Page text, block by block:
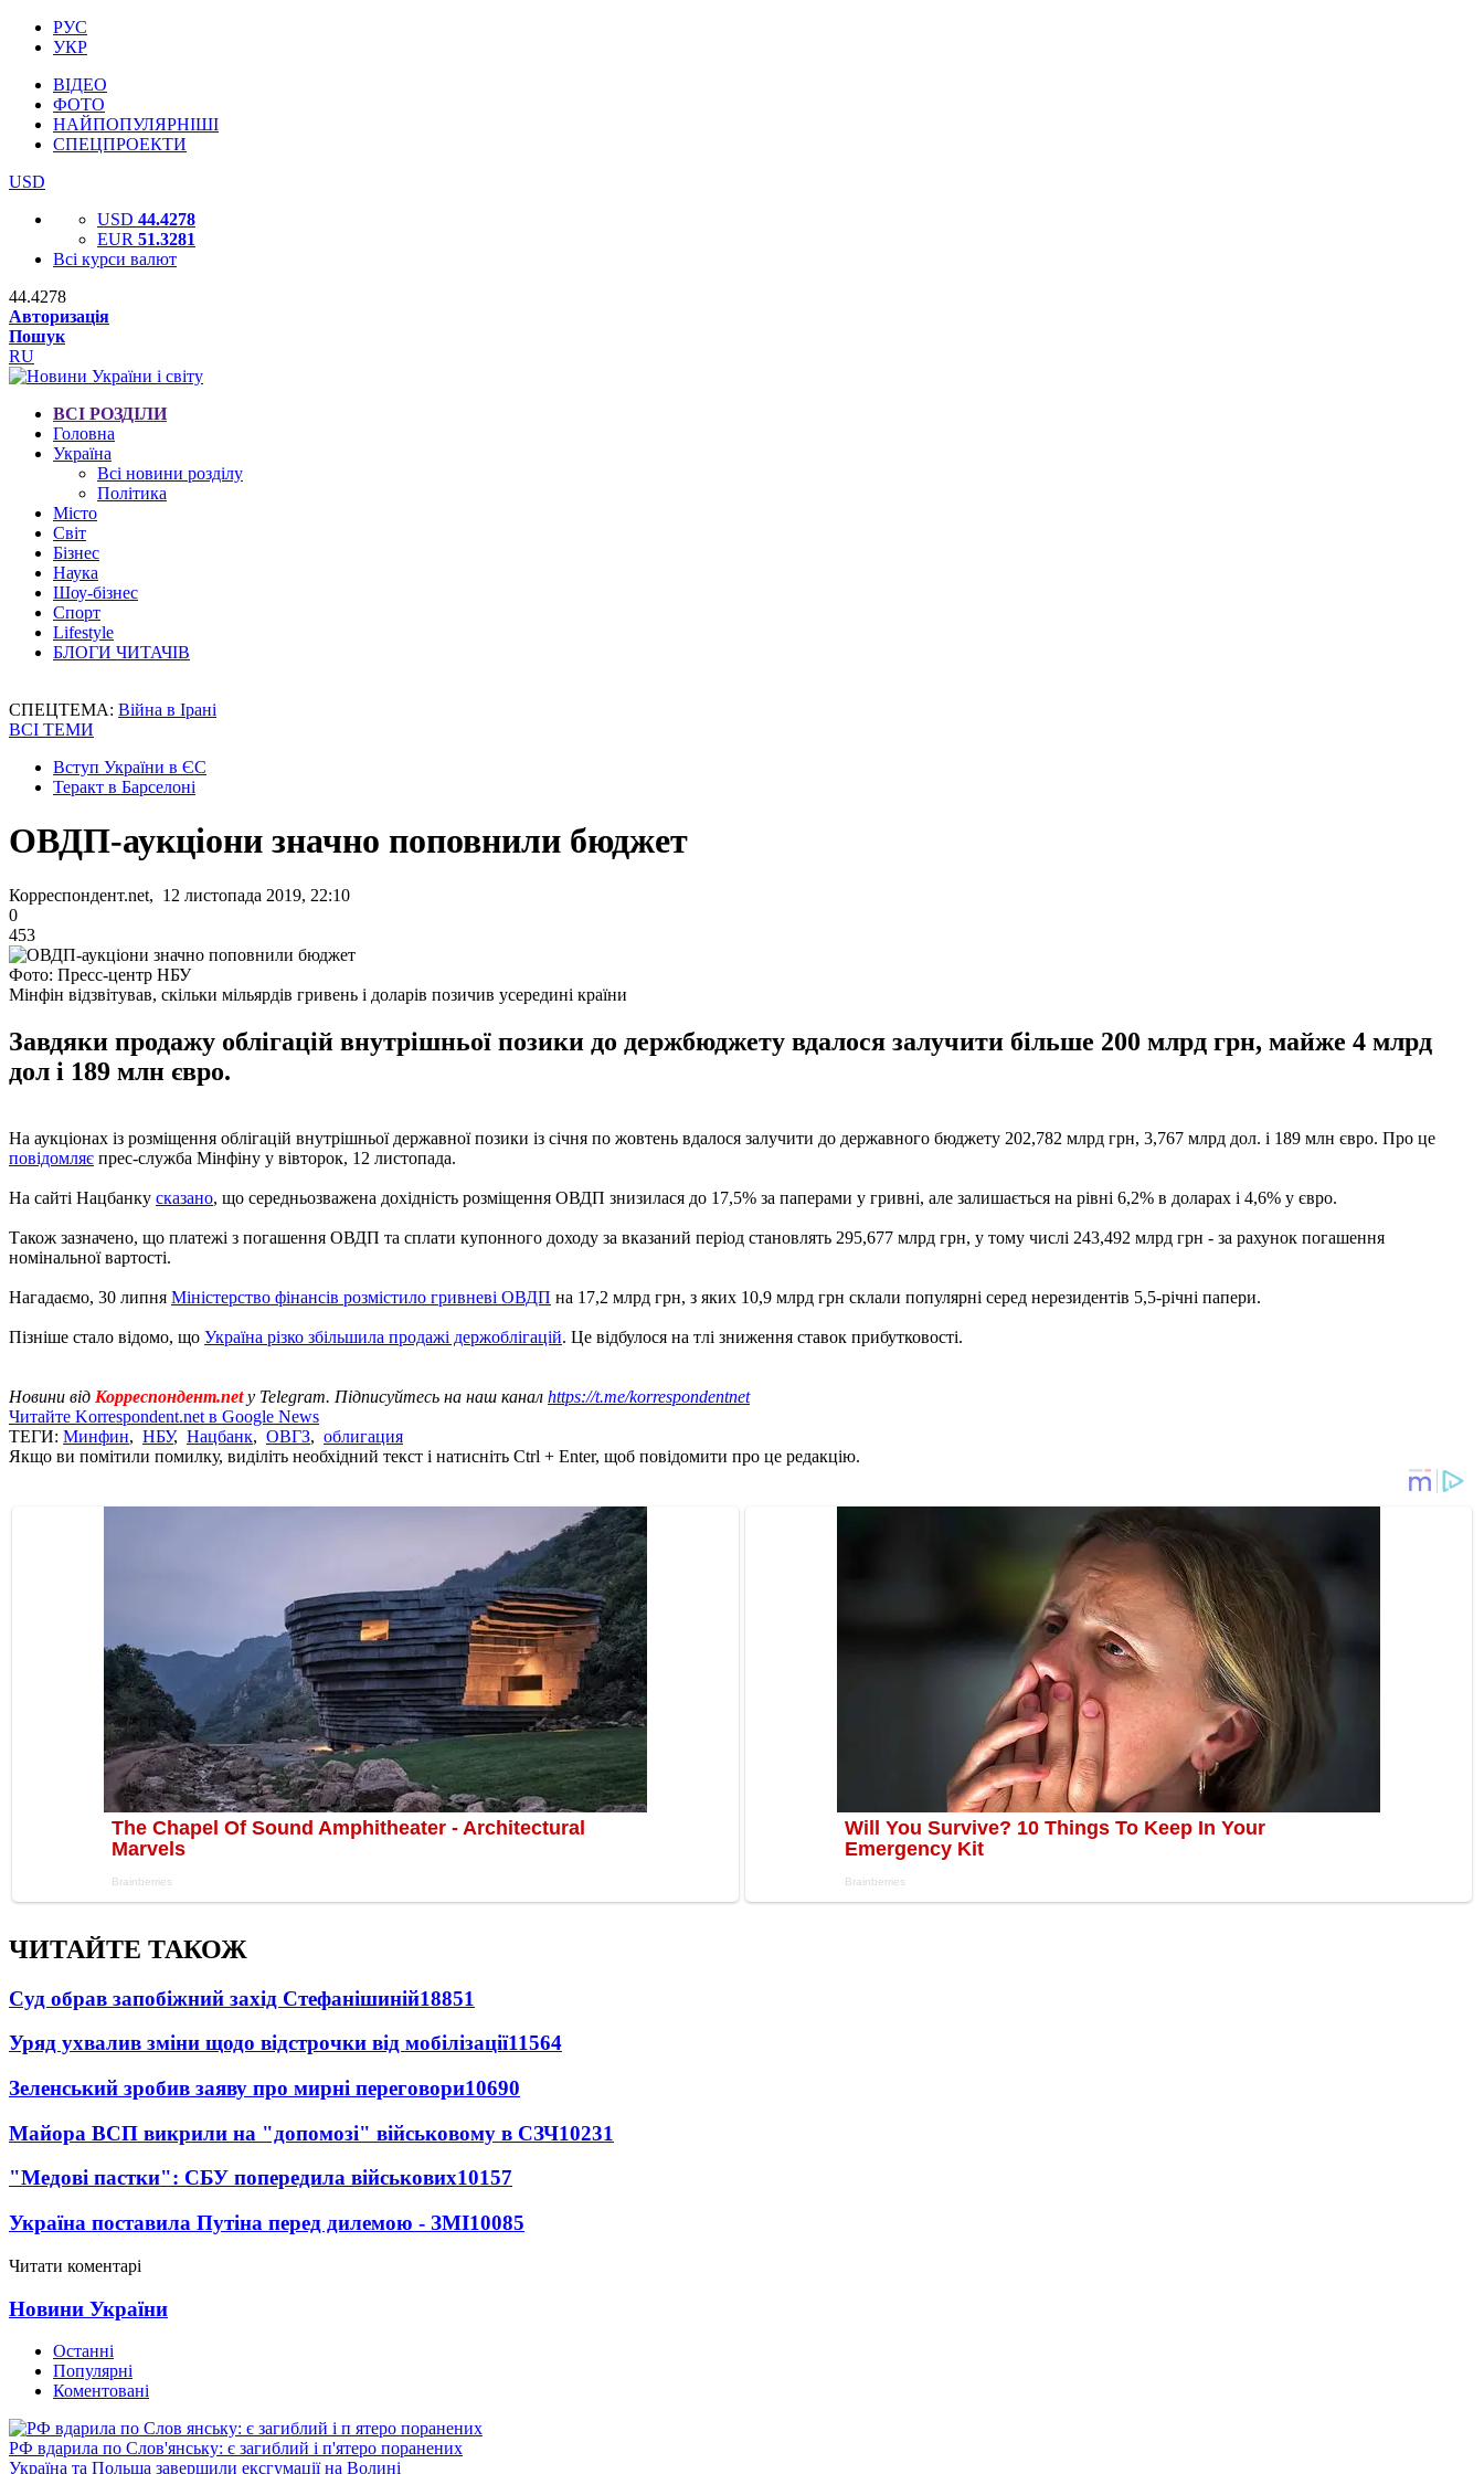
РУС
УКР
ВІДЕО
ФОТО
НАЙПОПУЛЯРНІШІ
СПЕЦПРОЕКТИ
USD
USD 44.4278
EUR 51.3281
Всі курси валют
44.4278
Авторизація
Пошук
RU
ВСІ РОЗДІЛИ
Головна
Україна
Всі новини розділу
Політика
Місто
Світ
Бізнес
Наука
Шоу-бізнес
Спорт
Lifestyle
БЛОГИ ЧИТАЧІВ
СПЕЦТЕМА: Війна в Ірані
ВСІ ТЕМИ
Вступ України в ЄС
Теракт в Барселоні
ОВДП-аукціони значно поповнили бюджет
Корреспондент.net, 12 листопада 2019, 22:10
0
453
Фото: Пресс-центр НБУ
Мінфін відзвітував, скільки мільярдів гривень і доларів позичив усередині країни
Завдяки продажу облігацій внутрішньої позики до держбюджету вдалося залучити більше 200 млрд грн, майже 4 млрд
дол і 189 млн євро.
На аукціонах із розміщення облігацій внутрішньої державної позики із січня по жовтень вдалося залучити до державного бюджету 202,782 млрд грн, 3,767 млрд дол. і 189 млн євро. Про це
повідомляє прес-служба Мінфіну у вівторок, 12 листопада.
На сайті Нацбанку сказано, що середньозважена дохідність розміщення ОВДП знизилася до 17,5% за паперами у гривні, але залишається на рівні 6,2% в доларах і 4,6% у євро.
Також зазначено, що платежі з погашення ОВДП та сплати купонного доходу за вказаний період становлять 295,677 млрд грн, у тому числі 243,492 млрд грн - за рахунок погашення
номінальної вартості.
Нагадаємо, 30 липня Міністерство фінансів розмістило гривневі ОВДП на 17,2 млрд грн, з яких 10,9 млрд грн склали популярні серед нерезидентів 5,5-річні папери.
Пізніше стало відомо, що Україна різко збільшила продажі держоблігацій. Це відбулося на тлі зниження ставок прибутковості.
Новини від Корреспондент.netу Telegram. Підписуйтесь на наш канал https://t.me/korrespondentnet
Читайте Korrespondent.net в Google News
ТЕГИ: Минфин, НБУ, Нацбанк, ОВГЗ, облигация
Якщо ви помітили помилку, виділіть необхідний текст і натисніть Ctrl + Enter, щоб повідомити про це редакцію.
ЧИТАЙТЕ ТАКОЖ
Суд обрав запобіжний захід Стефанішиній18851
Уряд ухвалив зміни щодо відстрочки від мобілізації11564
Зеленський зробив заяву про мирні переговори10690
Майора ВСП викрили на "допомозі" військовому в СЗЧ10231
"Медові пастки": СБУ попередила військових10157
Україна поставила Путіна перед дилемою - ЗМІ10085
Читати коментарі
Новини України
Останні
Популярні
Коментовані
РФ вдарила по Слов'янську: є загиблий і п'ятеро поранених
Україна та Польща завершили ексгумації на Волині